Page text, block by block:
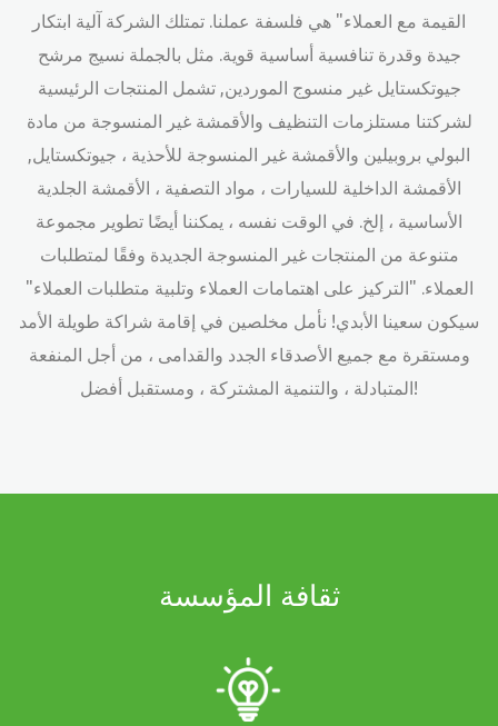
القيمة مع العملاء" هي فلسفة عملنا. تمتلك الشركة آلية ابتكار
جيدة وقدرة تنافسية أساسية قوية. مثل بالجملة نسيج مرشح
جيوتكستايل غير منسوج الموردين, تشمل المنتجات الرئيسية
لشركتنا مستلزمات التنظيف والأقمشة غير المنسوجة من مادة
البولي بروبيلين والأقمشة غير المنسوجة للأحذية ، جيوتكستايل,
الأقمشة الداخلية للسيارات ، مواد التصفية ، الأقمشة الجلدية
الأساسية ، إلخ. في الوقت نفسه ، يمكننا أيضًا تطوير مجموعة
متنوعة من المنتجات غير المنسوجة الجديدة وفقًا لمتطلبات
العملاء. "التركيز على اهتمامات العملاء وتلبية متطلبات العملاء"
سيكون سعينا الأبدي! نأمل مخلصين في إقامة شراكة طويلة الأمد
ومستقرة مع جميع الأصدقاء الجدد والقدامى ، من أجل المنفعة
المتبادلة ، والتنمية المشتركة ، ومستقبل أفضل!
ثقافة المؤسسة